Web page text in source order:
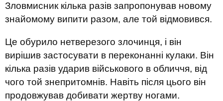
Зловмисник кілька разів запропонував новому
знайомому випити разом, але той відмовився.
Це обурило нетверезого злочинця, і він
вирішив застосувати в переконанні кулаки. Він
кілька разів ударив військового в обличчя, від
чого той знепритомнів. Навіть після цього він
продовжував добивати жертву ногами.